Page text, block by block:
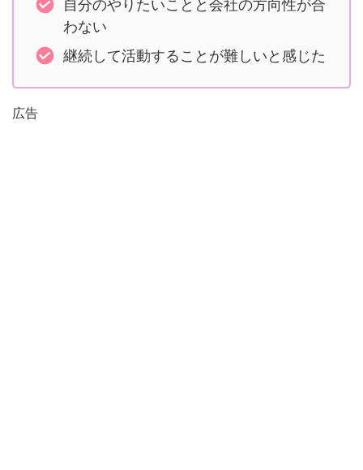
自分のやりたいことと会社の方向性が合
わない
継続して活動することが難しいと感じた
広告